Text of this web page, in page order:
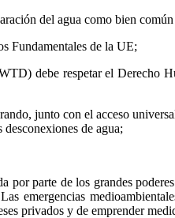
del agua como bien
Fundamentales de la UE;
debe respetar el Derecho
junto con el acceso
de agua;
parte de los grandes
emergencias
privados y de emprender